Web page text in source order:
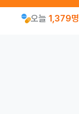
오늘 1,379명